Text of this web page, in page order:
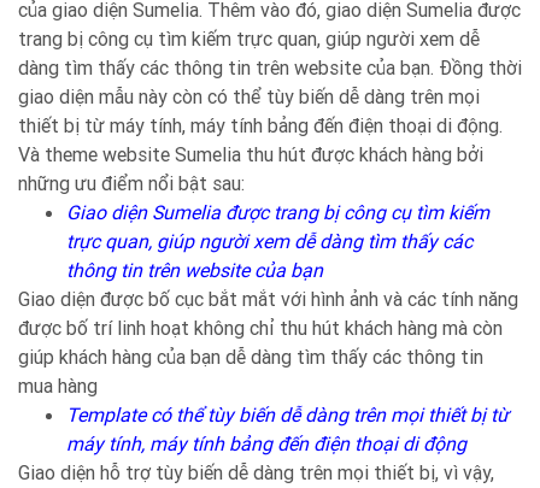
của giao diện Sumelia. Thêm vào đó, giao diện Sumelia được
trang bị công cụ tìm kiếm trực quan, giúp người xem dễ
dàng tìm thấy các thông tin trên website của bạn. Đồng thời
giao diện mẫu này còn có thể tùy biến dễ dàng trên mọi
thiết bị từ máy tính, máy tính bảng đến điện thoại di động.
Và theme website Sumelia thu hút được khách hàng bởi
những ưu điểm nổi bật sau:
Giao diện Sumelia được trang bị công cụ tìm kiếm
trực quan, giúp người xem dễ dàng tìm thấy các
thông tin trên website của bạn
Giao diện được bố cục bắt mắt với hình ảnh và các tính năng
được bố trí linh hoạt không chỉ thu hút khách hàng mà còn
giúp khách hàng của bạn dễ dàng tìm thấy các thông tin
mua hàng
Template có thể tùy biến dễ dàng trên mọi thiết bị từ
máy tính, máy tính bảng đến điện thoại di động
Giao diện hỗ trợ tùy biến dễ dàng trên mọi thiết bị, vì vậy,